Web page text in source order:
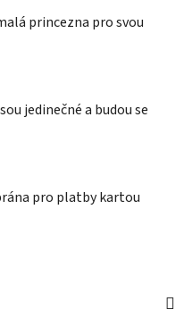
princezna pro svou
jedinečné a budou se
pro platby kartou